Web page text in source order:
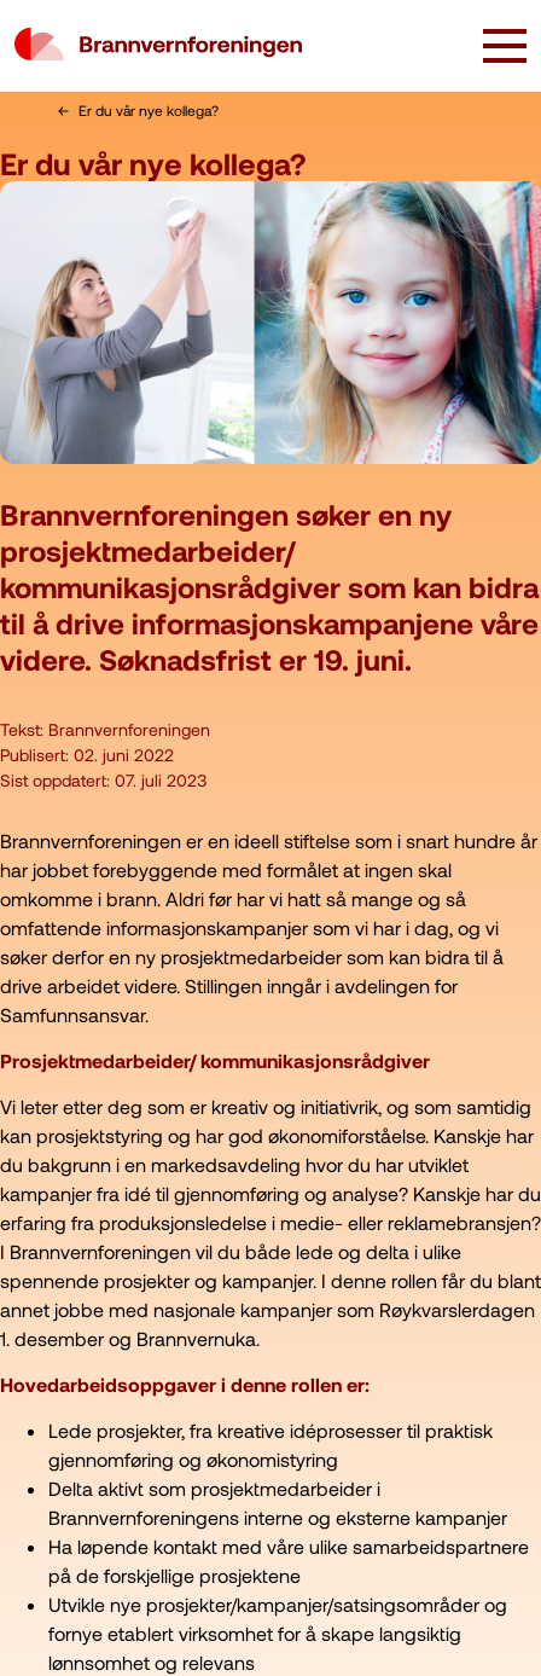
Er du vår nye kollega?
Er du vår nye kollega?
Brannvernforeningen søker en ny
prosjektmedarbeider/
kommunikasjonsrådgiver som kan bidra
til å drive informasjonskampanjene våre
videre. Søknadsfrist er 19. juni.
Tekst: Brannvernforeningen
Publisert: 02. juni 2022
Sist oppdatert: 07. juli 2023
Brannvernforeningen er en ideell stiftelse som i snart hundre år
har jobbet forebyggende med formålet at ingen skal
omkomme i brann. Aldri før har vi hatt så mange og så
omfattende informasjonskampanjer som vi har i dag, og vi
søker derfor en ny prosjektmedarbeider som kan bidra til å
drive arbeidet videre. Stillingen inngår i avdelingen for
Samfunnsansvar.
Prosjektmedarbeider/ kommunikasjonsrådgiver
Vi leter etter deg som er kreativ og initiativrik, og som samtidig
kan prosjektstyring og har god økonomiforståelse. Kanskje har
du bakgrunn i en markedsavdeling hvor du har utviklet
kampanjer fra idé til gjennomføring og analyse? Kanskje har du
erfaring fra produksjonsledelse i medie- eller reklamebransjen?
I Brannvernforeningen vil du både lede og delta i ulike
spennende prosjekter og kampanjer. I denne rollen får du blant
annet jobbe med nasjonale kampanjer som Røykvarslerdagen
1. desember og Brannvernuka.
Hovedarbeidsoppgaver i denne rollen er:
Lede prosjekter, fra kreative idéprosesser til praktisk
gjennomføring og økonomistyring
Delta aktivt som prosjektmedarbeider i
Brannvernforeningens interne og eksterne kampanjer
Ha løpende kontakt med våre ulike samarbeidspartnere
på de forskjellige prosjektene
Utvikle nye prosjekter/kampanjer/satsingsområder og
fornye etablert virksomhet for å skape langsiktig
lønnsomhet og relevans